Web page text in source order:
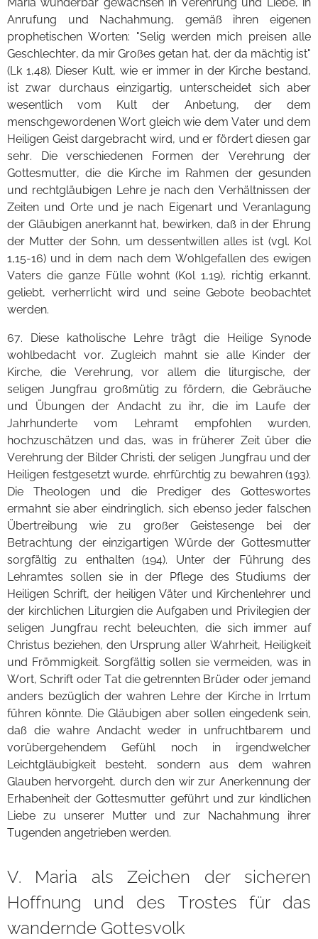
Anrufung und Nachahmung, gemäß ihren eigenen
prophetischen Worten: "Selig werden mich preisen alle
Geschlechter, da mir Großes getan hat, der da mächtig ist"
(Lk 1,48). Dieser Kult, wie er immer in der Kirche bestand,
ist zwar durchaus einzigartig, unterscheidet sich aber
wesentlich vom Kult der Anbetung, der dem
menschgewordenen Wort gleich wie dem Vater und dem
Heiligen Geist dargebracht wird, und er fördert diesen gar
sehr. Die verschiedenen Formen der Verehrung der
Gottesmutter, die die Kirche im Rahmen der gesunden
und rechtgläubigen Lehre je nach den Verhältnissen der
Zeiten und Orte und je nach Eigenart und Veranlagung
der Gläubigen anerkannt hat, bewirken, daß in der Ehrung
der Mutter der Sohn, um dessentwillen alles ist (vgl. Kol
1,15-16) und in dem nach dem Wohlgefallen des ewigen
Vaters die ganze Fülle wohnt (Kol 1,19), richtig erkannt,
geliebt, verherrlicht wird und seine Gebote beobachtet
werden.
67. Diese katholische Lehre trägt die Heilige Synode
wohlbedacht vor. Zugleich mahnt sie alle Kinder der
Kirche, die Verehrung, vor allem die liturgische, der
seligen Jungfrau großmütig zu fördern, die Gebräuche
und Übungen der Andacht zu ihr, die im Laufe der
Jahrhunderte vom Lehramt empfohlen wurden,
hochzuschätzen und das, was in früherer Zeit über die
Verehrung der Bilder Christi, der seligen Jungfrau und der
Heiligen festgesetzt wurde, ehrfürchtig zu bewahren (193).
Die Theologen und die Prediger des Gotteswortes
ermahnt sie aber eindringlich, sich ebenso jeder falschen
Übertreibung wie zu großer Geistesenge bei der
Betrachtung der einzigartigen Würde der Gottesmutter
sorgfältig zu enthalten (194). Unter der Führung des
Lehramtes sollen sie in der Pflege des Studiums der
Heiligen Schrift, der heiligen Väter und Kirchenlehrer und
der kirchlichen Liturgien die Aufgaben und Privilegien der
seligen Jungfrau recht beleuchten, die sich immer auf
Christus beziehen, den Ursprung aller Wahrheit, Heiligkeit
und Frömmigkeit. Sorgfältig sollen sie vermeiden, was in
Wort, Schrift oder Tat die getrennten Brüder oder jemand
anders bezüglich der wahren Lehre der Kirche in Irrtum
führen könnte. Die Gläubigen aber sollen eingedenk sein,
daß die wahre Andacht weder in unfruchtbarem und
vorübergehendem Gefühl noch in irgendwelcher
Leichtgläubigkeit besteht, sondern aus dem wahren
Glauben hervorgeht, durch den wir zur Anerkennung der
Erhabenheit der Gottesmutter geführt und zur kindlichen
Liebe zu unserer Mutter und zur Nachahmung ihrer
Tugenden angetrieben werden.
V. Maria als Zeichen der sicheren
Hoffnung und des Trostes für das
wandernde Gottesvolk